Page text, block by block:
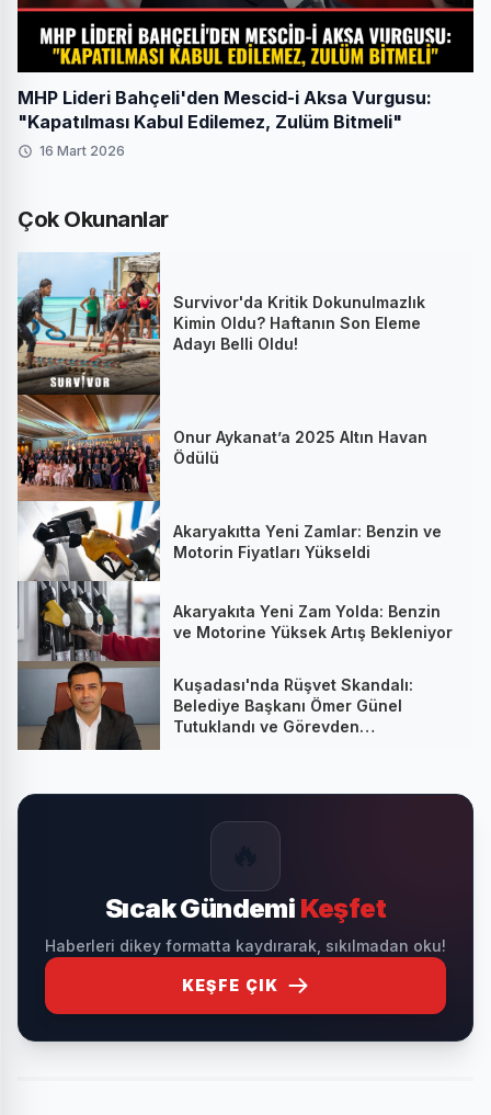
MHP Lideri Bahçeli'den Mescid-i Aksa Vurgusu:
"Kapatılması Kabul Edilemez, Zulüm Bitmeli"
16 Mart 2026
Çok Okunanlar
Survivor'da Kritik Dokunulmazlık
Kimin Oldu? Haftanın Son Eleme
Adayı Belli Oldu!
Onur Aykanat’a 2025 Altın Havan
Ödülü
Akaryakıtta Yeni Zamlar: Benzin ve
Motorin Fiyatları Yükseldi
Akaryakıta Yeni Zam Yolda: Benzin
ve Motorine Yüksek Artış Bekleniyor
Kuşadası'nda Rüşvet Skandalı:
Belediye Başkanı Ömer Günel
Tutuklandı ve Görevden
Sıcak Gündemi Keşfet
Haberleri dikey formatta kaydırarak, sıkılmadan oku!
KEŞFE ÇIK